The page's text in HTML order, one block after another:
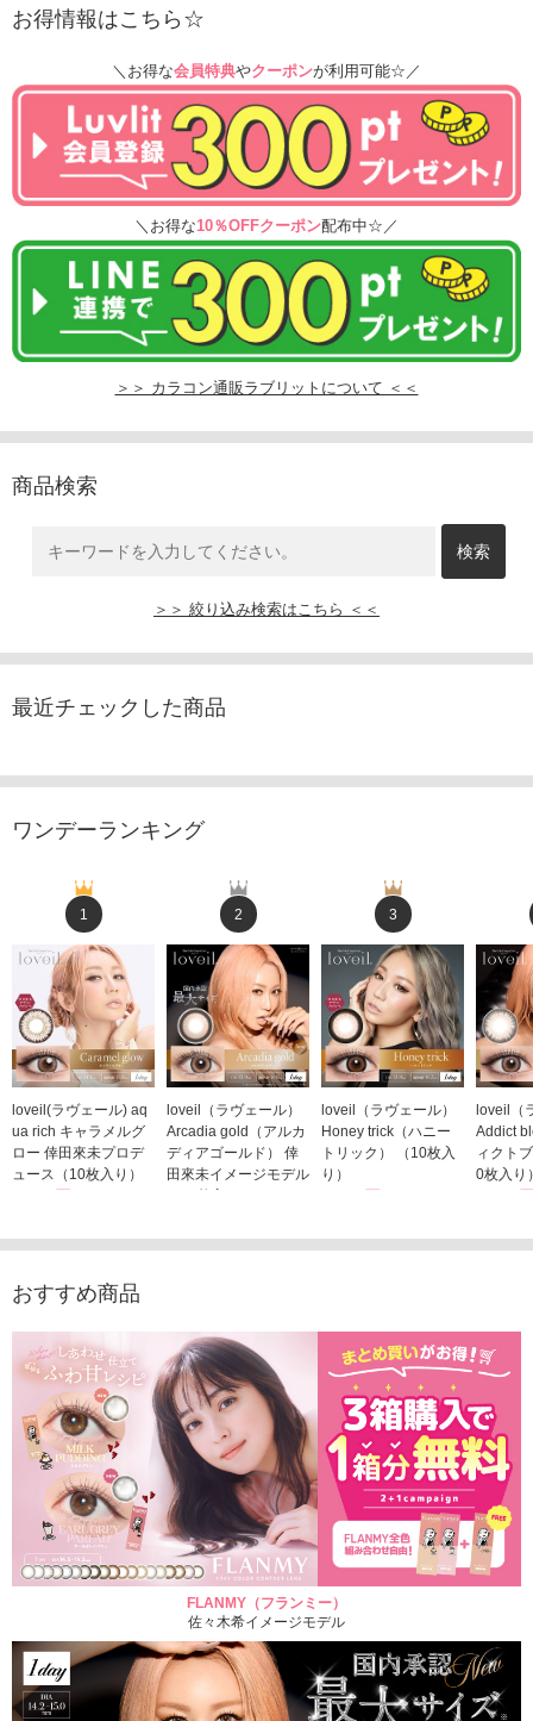
お得情報はこちら☆
＼お得な会員特典やクーポンが利用可能☆／
＼お得な10％OFFクーポン配布中☆／
＞＞ カラコン通販ラブリットについて ＜＜
商品検索
＞＞ 絞り込み検索はこちら ＜＜
最近チェックした商品
ワンデーランキング
1
loveil(ラヴェール) aq
ua rich キャラメルグ
ロー 倖田來未プロデ
ュース（10枚入り）
2
loveil（ラヴェール）
Arcadia gold（アルカ
ディアゴールド） 倖
田來未イメージモデル
（10枚入り）
3
loveil（ラヴェール）
Honey trick（ハニー
トリック） （10枚入
り）
loveil（
Addict
ィクト
0枚入り
おすすめ商品
FLANMY（フランミー）
佐々木希イメージモデル